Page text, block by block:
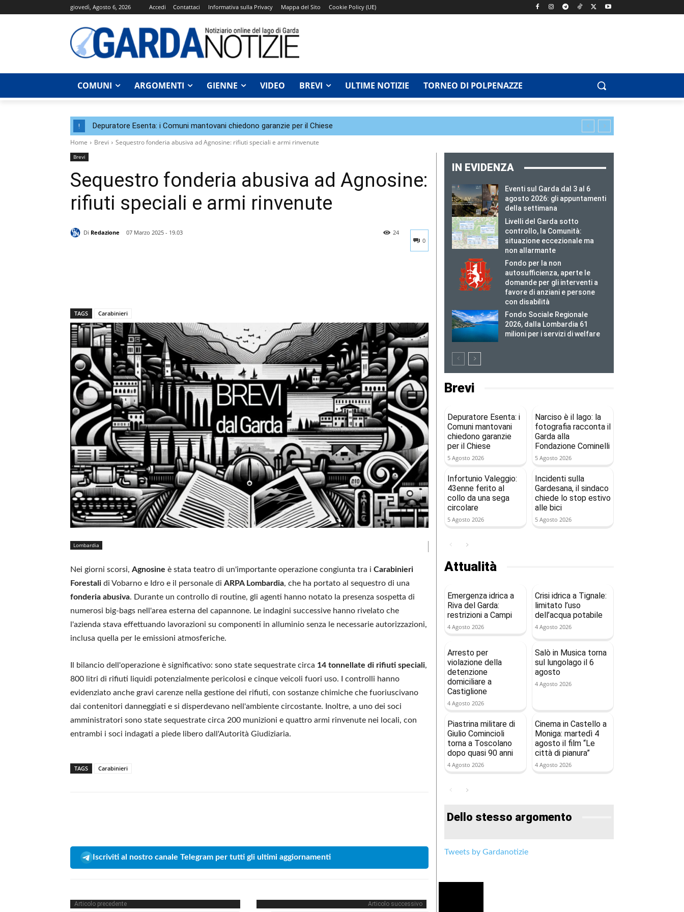
giovedì, Agosto 6, 2026 Accedi Contattaci Informativa sulla Privacy Mappa del Sito Cookie Policy (UE)
COMUNI ARGOMENTI GIENNE VIDEO BREVI ULTIME NOTIZIE TORNEO DI POLPENAZZE
! Depuratore Esenta: i Comuni mantovani chiedono garanzie per il Chiese
Home Brevi Sequestro fonderia abusiva ad Agnosine: rifiuti speciali e armi rinvenute
Brevi
Sequestro fonderia abusiva ad Agnosine:
rifiuti speciali e armi rinvenute
Di Redazione
07 Marzo 2025 - 19.03
0
24
TAGS Carabinieri
Lombardia
Nei giorni scorsi, Agnosine è stata teatro di un'importante operazione congiunta tra i Carabinieri
Forestali di Vobarno e Idro e il personale di ARPA Lombardia, che ha portato al sequestro di una
fonderia abusiva. Durante un controllo di routine, gli agenti hanno notato la presenza sospetta di
numerosi big-bags nell'area esterna del capannone. Le indagini successive hanno rivelato che
l'azienda stava effettuando lavorazioni su componenti in alluminio senza le necessarie autorizzazioni,
inclusa quella per le emissioni atmosferiche.
Il bilancio dell'operazione è significativo: sono state sequestrate circa 14 tonnellate di rifiuti speciali,
800 litri di rifiuti liquidi potenzialmente pericolosi e cinque veicoli fuori uso. I controlli hanno
evidenziato anche gravi carenze nella gestione dei rifiuti, con sostanze chimiche che fuoriuscivano
dai contenitori danneggiati e si disperdevano nell'ambiente circostante. Inoltre, a uno dei soci
amministratori sono state sequestrate circa 200 munizioni e quattro armi rinvenute nei locali, con
entrambi i soci indagati a piede libero dall'Autorità Giudiziaria.
TAGS Carabinieri
Iscriviti al nostro canale Telegram per tutti gli ultimi aggiornamenti
Articolo precedente Articolo successivo
IN EVIDENZA
Eventi sul Garda dal 3 al 6
agosto 2026: gli appuntamenti
della settimana
Livelli del Garda sotto
controllo, la Comunità:
situazione eccezionale ma
non allarmante
Fondo per la non
autosufficienza, aperte le
domande per gli interventi a
favore di anziani e persone
con disabilità
Fondo Sociale Regionale
2026, dalla Lombardia 61
milioni per i servizi di welfare
Brevi
Depuratore Esenta: i
Comuni mantovani
chiedono garanzie
per il Chiese
5 Agosto 2026
Narciso è il lago: la
fotografia racconta il
Garda alla
Fondazione Cominelli
5 Agosto 2026
Infortunio Valeggio:
43enne ferito al
collo da una sega
circolare
5 Agosto 2026
Incidenti sulla
Gardesana, il sindaco
chiede lo stop estivo
alle bici
5 Agosto 2026
Attualità
Emergenza idrica a
Riva del Garda:
restrizioni a Campi
4 Agosto 2026
Crisi idrica a Tignale:
limitato l’uso
dell’acqua potabile
4 Agosto 2026
Arresto per
violazione della
detenzione
domiciliare a
Castiglione
4 Agosto 2026
Salò in Musica torna
sul lungolago il 6
agosto
4 Agosto 2026
Piastrina militare di
Giulio Comincioli
torna a Toscolano
dopo quasi 90 anni
4 Agosto 2026
Cinema in Castello a
Moniga: martedì 4
agosto il film “Le
città di pianura”
4 Agosto 2026
Dello stesso argomento
Tweets by Gardanotizie